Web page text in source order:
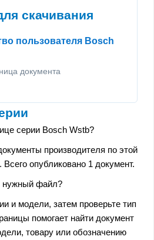
скачивания
пользователя Bosch
документа
серии Bosch Wstb?
производителя по этой
опубликовано 1 документ.
нужный файл?
и модели, затем проверьте тип
помогает найти документ
товару или обозначению